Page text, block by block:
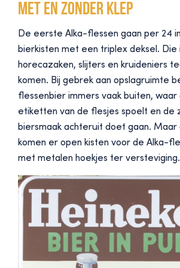
Met en zonder klep
De eerste Alka-flessen gaan per 24
bierkisten met een triplex deksel. Die
horecazaken, slijters en kruideniers
komen. Bij gebrek aan opslagruimte
flessenbier immers vaak buiten,
etiketten van de flesjes spoelt en de
biersmaak achteruit doet gaan. Maar
komen er open kisten voor de Alka-
met metalen hoekjes ter versteviging.